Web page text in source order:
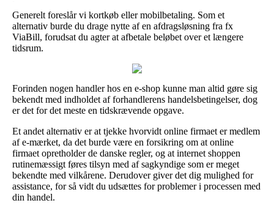
Generelt foreslår vi kortkøb eller mobilbetaling. Som et
alternativ burde du drage nytte af en afdragsløsning fra fx
ViaBill, forudsat du agter at afbetale beløbet over et længere
tidsrum.
Forinden nogen handler hos en e-shop kunne man altid gøre sig
bekendt med indholdet af forhandlerens handelsbetingelser, dog
er det for det meste en tidskrævende opgave.
Et andet alternativ er at tjekke hvorvidt online firmaet er medlem
af e-mærket, da det burde være en forsikring om at online
firmaet opretholder de danske regler, og at internet shoppen
rutinemæssigt føres tilsyn med af sagkyndige som er meget
bekendte med vilkårene. Derudover giver det dig mulighed for
assistance, for så vidt du udsættes for problemer i processen med
din handel.